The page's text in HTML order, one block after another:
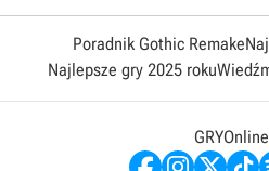
Poradnik Gothic Remake
Najlepsze gry 2025 roku